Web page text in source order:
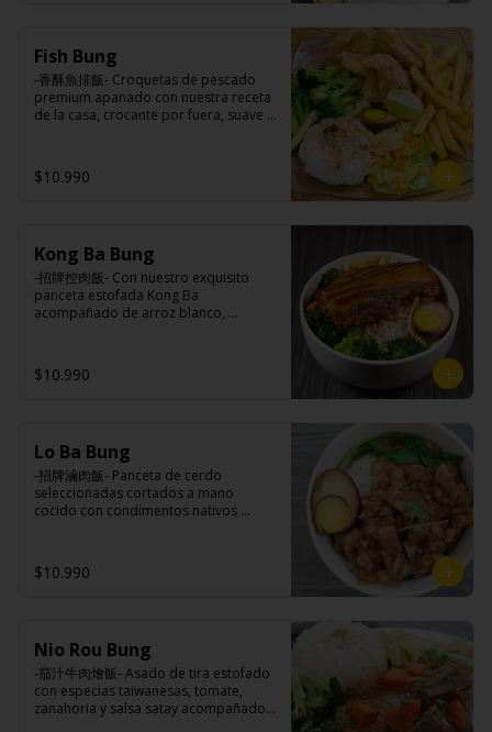
harina de tapioca, ají, pimienta,
extracto de cerdo, extracto de papaya,
salsa de soya, soya, pimienta sal
(pimienta, sal, ajo, cebollín, azúcar).
Acompañamientos: Arroz, repollo,
zanahoria, ajo, sal, extracto de
huevo, jengibre, cebollín, salsa de
soya, ajo, agua, azúcar, mix de hierbas
(canela, anís, pimienta y comino), mirin
(azúcar, arroz, agua, alcohol).
Fish Bung
-香酥魚排飯- Croquetas de pescado
premium apanado con nuestra receta
de la casa, crocante por fuera, suave y
salteadas y medio huevo estilo Taiwán.
Principal: Pangasius, harina de tapioca,
pimienta sal (pimienta, sal, ajo,
cebollín, azúcar), limón sutil.
Acompañamientos: Arroz, repollo,
brocoli (o choclo con pepino en su
champiñón taiwanes, extracto de apio,
soya, ajo, agua, azúcar, mix de hierbas
(canela, anís, pimienta y comino), mirin
(azúcar, arroz, agua, alcohol).
$10.990
Kong Ba Bung
-招牌控肉飯- Con nuestro exquisito
panceta estofada Kong Ba
acompañado de arroz blanco,
jengibre, ajo, anís, agua, azúcar y salsa
de soya.
Acompañamientos: Arroz, repollo,
brocoli (o choclo con pepino en su
extracto de repollo, poroto de soya,
(canela, anís, pimienta y comino), mirin
(azúcar, arroz, agua, alcohol).
$10.990
Lo Ba Bung
-招牌滷肉飯- Panceta de cerdo
seleccionadas cortados a mano
cocido con condimentos nativos
medio huevo al estilo Taiwán.
Principal: Panceta de cerdo, cebolla
morada picada, ajo, cebolla frita, salsa
de soya, azúcar, azúcar morena, miel y
condimento 5 sabores (naranja,
canela, anís, pimienta y comino).
$10.990
Nio Rou Bung
-茄汁牛肉燴飯- Asado de tira estofado
con especias taiwanesas, tomate,
zanahoria y salsa satay acompañados